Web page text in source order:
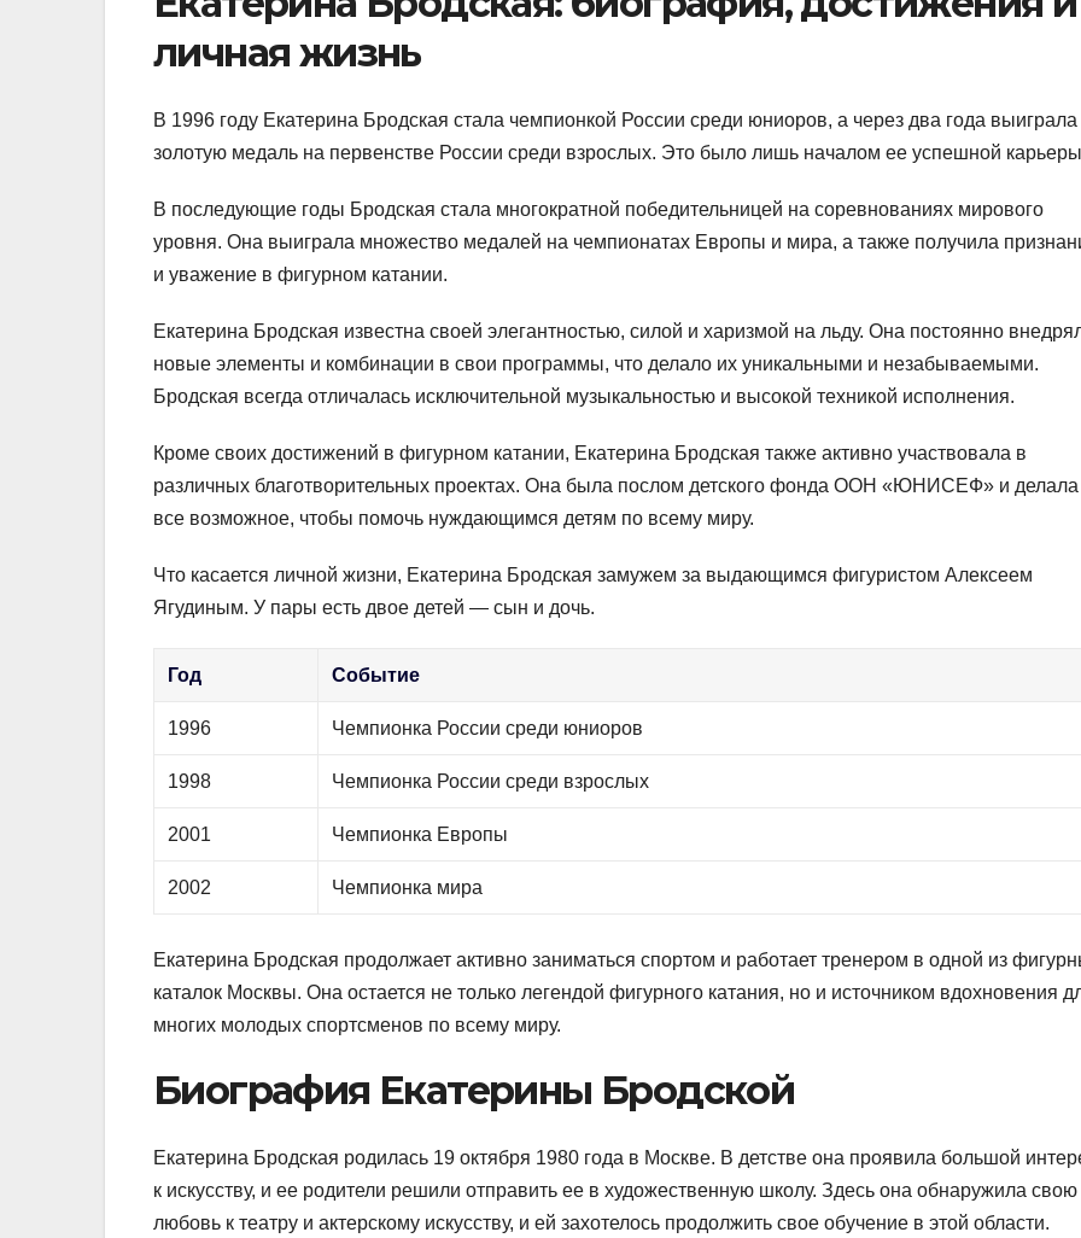
личная жизнь
В 1996 году Екатерина Бродская стала чемпионкой России среди юниоров, а через два года выиграла
золотую медаль на первенстве России среди взрослых. Это было лишь началом ее успешной
В последующие годы Бродская стала многократной победительницей на соревнованиях мирового
уровня. Она выиграла множество медалей на чемпионатах Европы и мира, а также получила
и уважение в фигурном катании.
Екатерина Бродская известна своей элегантностью, силой и харизмой на льду. Она постоянно
новые элементы и комбинации в свои программы, что делало их уникальными и незабываемыми.
Бродская всегда отличалась исключительной музыкальностью и высокой техникой исполнения.
Кроме своих достижений в фигурном катании, Екатерина Бродская также активно участвовала в
различных благотворительных проектах. Она была послом детского фонда ООН «ЮНИСЕФ» и делала
все возможное, чтобы помочь нуждающимся детям по всему миру.
Что касается личной жизни, Екатерина Бродская замужем за выдающимся фигуристом Алексеем
Ягудиным. У пары есть двое детей — сын и дочь.
Год Событие
1996 Чемпионка России среди юниоров
1998 Чемпионка России среди взрослых
2001 Чемпионка Европы
2002 Чемпионка мира
Екатерина Бродская продолжает активно заниматься спортом и работает тренером в одной из
каталок Москвы. Она остается не только легендой фигурного катания, но и источником вдохновения
многих молодых спортсменов по всему миру.
Биография Екатерины Бродской
Екатерина Бродская родилась 19 октября 1980 года в Москве. В детстве она проявила большой
к искусству, и ее родители решили отправить ее в художественную школу. Здесь она обнаружила свою
любовь к театру и актерскому искусству, и ей захотелось продолжить свое обучение в этой области.